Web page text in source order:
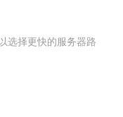
选择更快的服务器路